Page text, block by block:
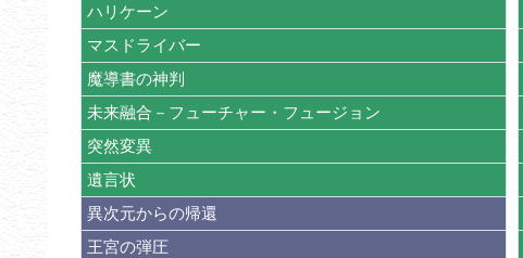
ハリケーン
マスドライバー
魔導書の神判
未来融合－フューチャー・フュージョン
突然変異
遺言状
異次元からの帰還
王宮の弾圧